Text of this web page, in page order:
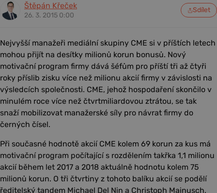
Štěpán Křeček
26. 3. 2015 0:00
Sdílet
Nejvyšší manažeři mediální skupiny CME si v příštích letech
mohou přijít na desítky milionů korun bonusů. Nový
motivační program firmy dává šéfům pro příští tři až čtyři
roky příslib zisku více než milionu akcií firmy v závislosti na
výsledcích společnosti. CME, jehož hospodaření skončilo v
minulém roce více než čtvrtmiliardovou ztrátou, se tak
snaží mobilizovat manažerské síly pro návrat firmy do
černých čísel.
Při současné hodnotě akcií CME kolem 69 korun za kus má
motivační program počítající s rozdělením takřka 1,1 milionu
akcií během let 2017 a 2018 aktuálně hodnotu kolem 75
milionů korun. O tři čtvrtiny z tohoto balíku akcií se podělí
ředitelský tandem Michael Del Nin a Christoph Mainusch.